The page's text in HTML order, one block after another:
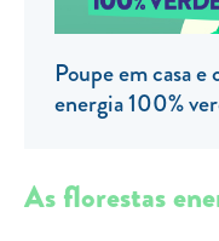
FRAUDE E
Preços de referência
Política de privacidade
Poupe em casa
energia 100%
As florestas